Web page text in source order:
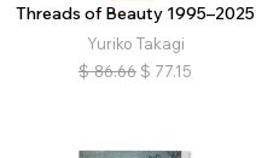
Threads of Beauty 1995–2025
Yuriko Takagi
$ 86.66 $ 77.15